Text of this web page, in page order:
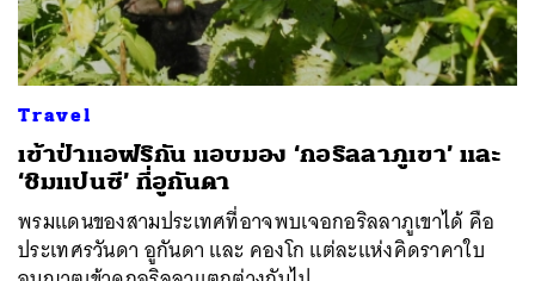
Travel
เข้าป่าแอฟริกัน แอบมอง ‘กอริลลาภูเขา’ และ
‘ชิมแปนซี’ ที่อูกันดา
พรมแดนของสามประเทศที่อาจพบเจอกอริลลาภูเขาได้ คือ
ประเทศรวันดา อูกันดา และ คองโก แต่ละแห่งคิดราคาใบ